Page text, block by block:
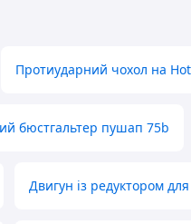
Протиударний чохол на
бюстгальтер пушап 75b
Двигун із редуктором